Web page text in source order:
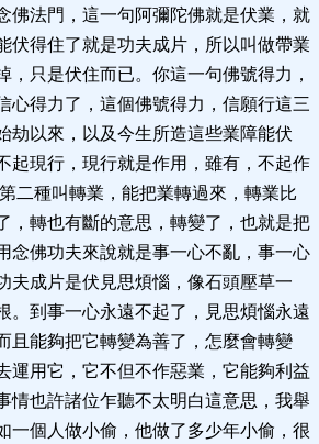
佛法門，這一句阿彌陀佛就是伏業，就
伏得住了就是功夫成片，所以叫做帶業
，只是伏住而已。你這一句佛號得力，
心得力了，這個佛號得力，信願行這三
劫以來，以及今生所造這些業障能伏
起現行，現行就是作用，雖有，不起作
二種叫轉業，能把業轉過來，轉業比
，轉也有斷的意思，轉變了，也就是把
念佛功夫來說就是事一心不亂，事一心
夫成片是伏見思煩惱，像石頭壓草一
。到事一心永遠不起了，見思煩惱永遠
且能夠把它轉變為善了，怎麼會轉變
運用它，它不但不作惡業，它能夠利益
情也許諸位乍聽不太明白這意思，我舉
一個人做小偷，他做了多少年小偷，很